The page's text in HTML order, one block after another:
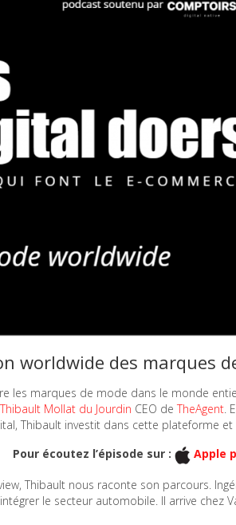
worldwide des marques
les marques de mode dans le monde
Thibault Mollat du Jourdin CEO de TheAgent.
Thibault investit dans cette plateforme
Pour écoutez l’épisode sur :
Apple
Thibault nous raconte son parcours.
le secteur automobile. Il arrive chez